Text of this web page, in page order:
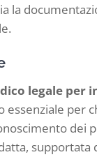
la
legale per
essenziale per
dei
supportata